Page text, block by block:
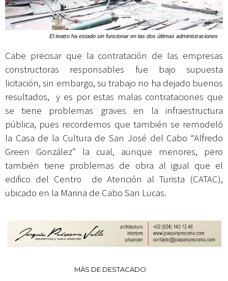
El teatro ha estado sin funcionar en las dos últimas administraciones
Cabe precisar que la contratación de las empresas
constructoras responsables fue bajo supuesta
licitación, sin embargo, su trabajo no ha dejado buenos
resultados, y es por estas malas contrataciones que
se tiene problemas graves en la infraestructura
pública, pues recordemos que también se remodeló
la Casa de la Cultura de San José del Cabo “Alfredo
Green González” la cual, aunque menores, pero
también tiene problemas de obra al igual que el
edifico del Centro de Atención al Turista (CATAC),
ubicado en la Marina de Cabo San Lucas.
MÁS DE DESTACADO